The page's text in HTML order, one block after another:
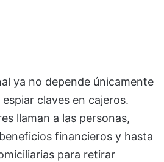
ya no depende únicamente
claves en cajeros.
llaman a las personas,
financieros y hasta
para retirar